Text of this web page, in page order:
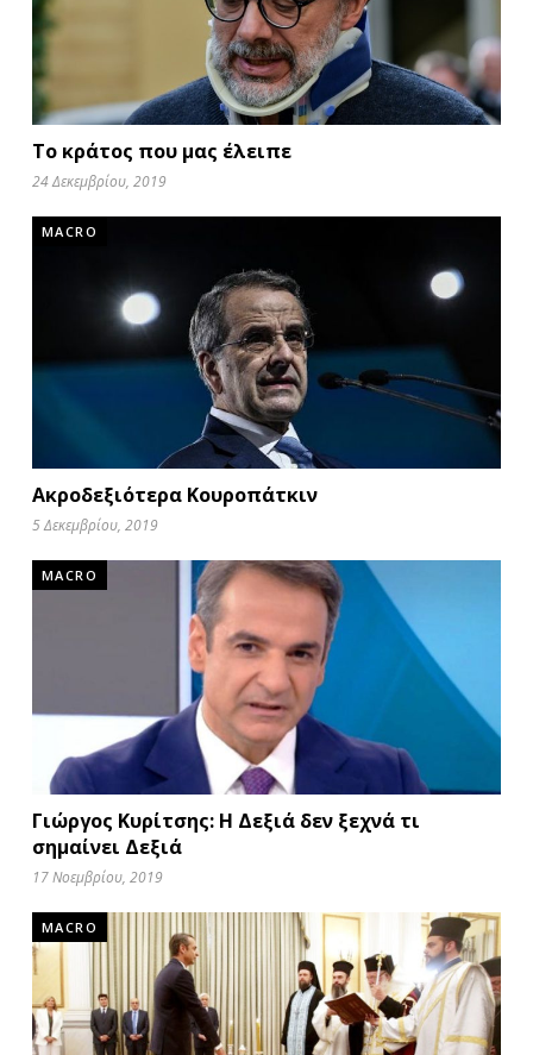
Το κράτος που μας έλειπε
24 Δεκεμβρίου, 2019
MACRO
Ακροδεξιότερα Κουροπάτκιν
5 Δεκεμβρίου, 2019
MACRO
Γιώργος Κυρίτσης: Η Δεξιά δεν ξεχνά τι
σημαίνει Δεξιά
17 Νοεμβρίου, 2019
MACRO